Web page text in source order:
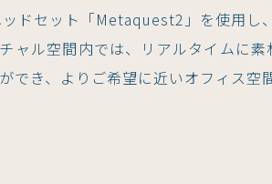
ッドセット「Metaquest2」を使用し
ャル空間内では、リアルタイムに
でき、よりご希望に近いオフィス空